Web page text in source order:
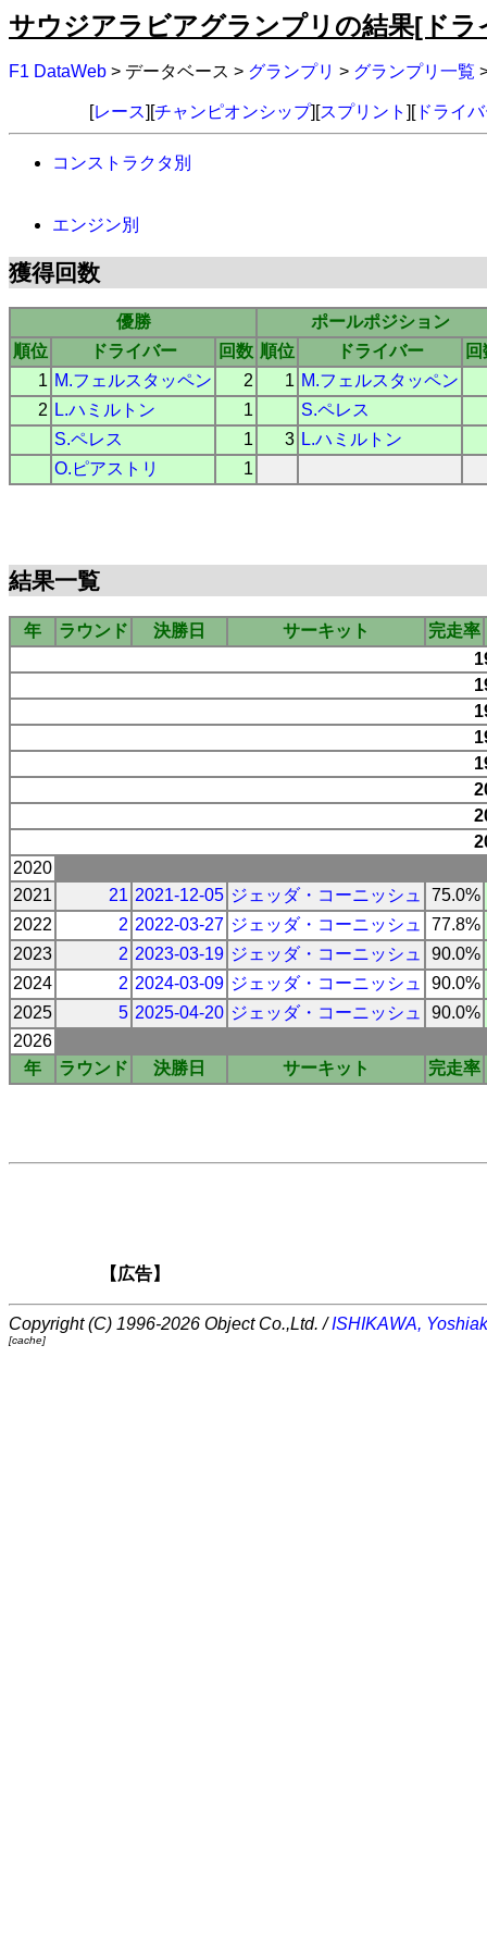
サウジアラビアグランプリの結果[ドラ
F1 DataWeb > データベース > グランプリ > グランプリ一覧
[レース][チャンピオンシップ][スプリント ][ドライ
コンストラクタ別
エンジン別
獲得回数
優勝
ポールポジション
順位
ドライバー 回数 順位 ドライバー
1 M.フェルスタッペン 2 1 M.フェルスタッペン
2 L.ハミルトン 1
S.ペレス
S.ペレス
1 3 L.ハミルトン
O.ピアストリ
1
結果一覧
年 ラウンド 決勝日 サーキット
完走率
2020
2021
21 2021-12-05 ジェッダ・コーニッシュ
75.0%
2022
2 2022-03-27 ジェッダ・コーニッシュ
77.8%
2023
2 2023-03-19 ジェッダ・コーニッシュ
90.0%
2024
2 2024-03-09 ジェッダ・コーニッシュ
90.0%
2025
5 2025-04-20 ジェッダ・コーニッシュ
90.0%
2026
年
ラウンド 決勝日 サーキット 完走率
【広告】
Copyright (C) 1996-2026 Object Co.,Ltd. /ISHIKAWA,
[cache]